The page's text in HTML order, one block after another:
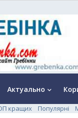
Актуально keyboard_arrow_down
кращих Популярні